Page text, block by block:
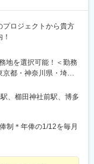
プロジェクトから貴方
地を選択可能！＜勤務
都・神奈川県・埼玉
静岡県・岐阜県信
市）関西：大阪府・兵
愛媛県（松山市）九
池袋ウェストパーク
阪オフィス】大阪府大
】福岡県福岡市博多区
、櫛田神社前駅、博多
制＊年俸の1/12を毎月